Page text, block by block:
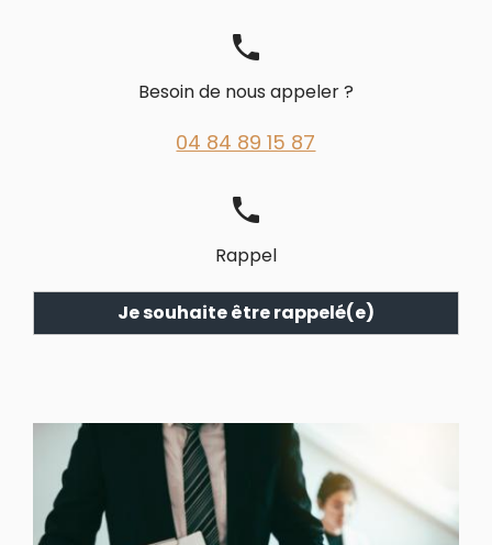
phone
Besoin de nous appeler ?
04 84 89 15 87
phone
Rappel
Je souhaite être rappelé(e)